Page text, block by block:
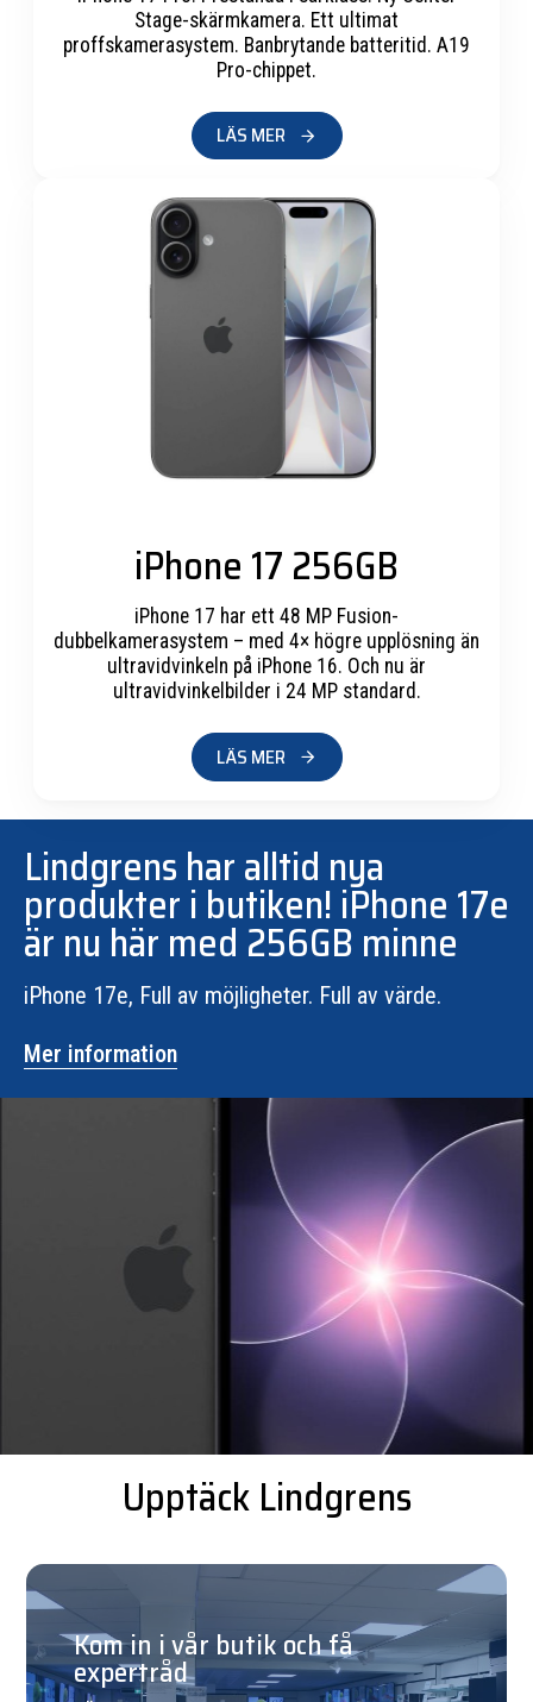
Stage-skärmkamera. Ett ultimat
proffskamerasystem. Banbrytande batteritid. A19
Pro-chippet.
LÄS MER
iPhone 17 256GB
iPhone 17 har ett 48 MP Fusion-
dubbelkamerasystem – med 4× högre upplösning än
ultravidvinkeln på iPhone 16. Och nu är
ultravidvinkelbilder i 24 MP standard.
LÄS MER
Lindgrens har alltid nya
produkter i butiken! iPhone 17e
är nu här med 256GB minne
iPhone 17e, Full av möjligheter. Full av värde.
Mer information
Upptäck Lindgrens
Kom in i vår butik och få
expertråd